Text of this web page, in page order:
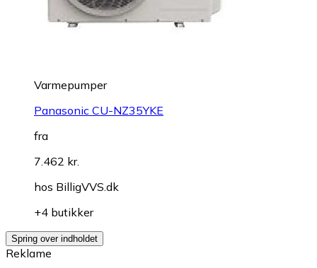
Varmepumper
Panasonic CU-NZ35YKE
fra
7.462 kr.
hos BilligVVS.dk
+4 butikker
Spring over indholdet
Reklame